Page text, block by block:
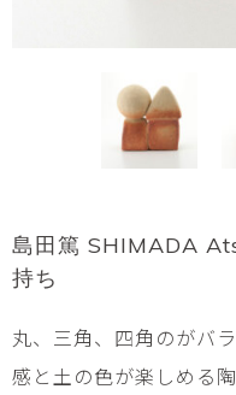
島田篤 SHIMADA
持ち
丸、三角、四角のがバ
感と土の色が楽しめる